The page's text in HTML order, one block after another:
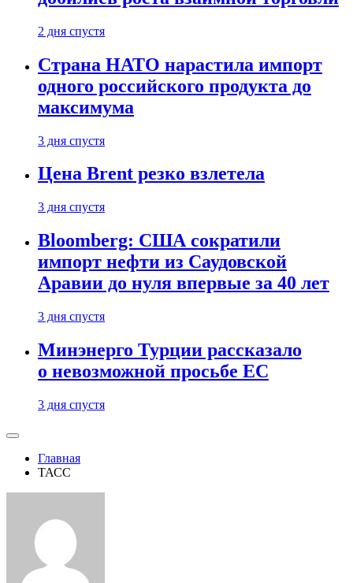
2 дня спустя
Страна НАТО нарастила импорт
одного российского продукта до
максимума
3 дня спустя
Цена Brent резко взлетела
3 дня спустя
Bloomberg: США сократили
импорт нефти из Саудовской
Аравии до нуля впервые за 40 лет
3 дня спустя
Минэнерго Турции рассказало
о невозможной просьбе ЕС
3 дня спустя
Главная
ТАСС